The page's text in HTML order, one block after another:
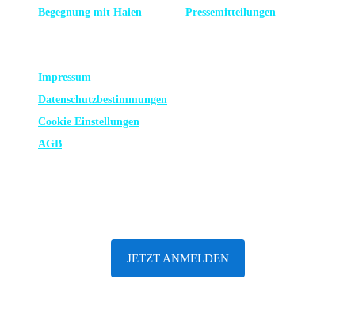
Begegnung mit Haien
Presse­mitteilungen
Impressum
Datenschutz­bestimmungen
Cookie Einstellungen
AGB
JETZT ANMELDEN